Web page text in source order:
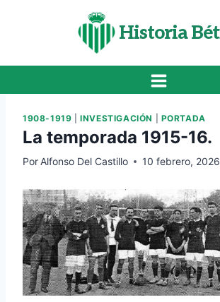
Historia
1908-1919 |INVESTIGACIÓN PORTADA
La temporada 1915-16.
Por Alfonso Del Castillo 10 febrero, 2026